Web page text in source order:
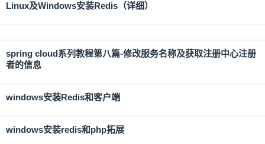
Linux及Windows安装Redis（详细）
spring cloud系列教程第八篇-修改服务名称及获取注册中心注册
者的信息
windows安装Redis和客户端
windows安装redis和php拓展